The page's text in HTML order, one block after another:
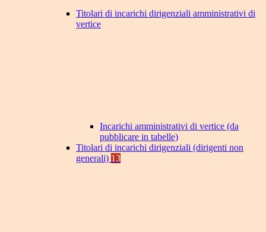
Titolari di incarichi dirigenziali amministrativi di
vertice
Incarichi amministrativi di vertice (da
pubblicare in tabelle)
Titolari di incarichi dirigenziali (dirigenti non
generali) 13